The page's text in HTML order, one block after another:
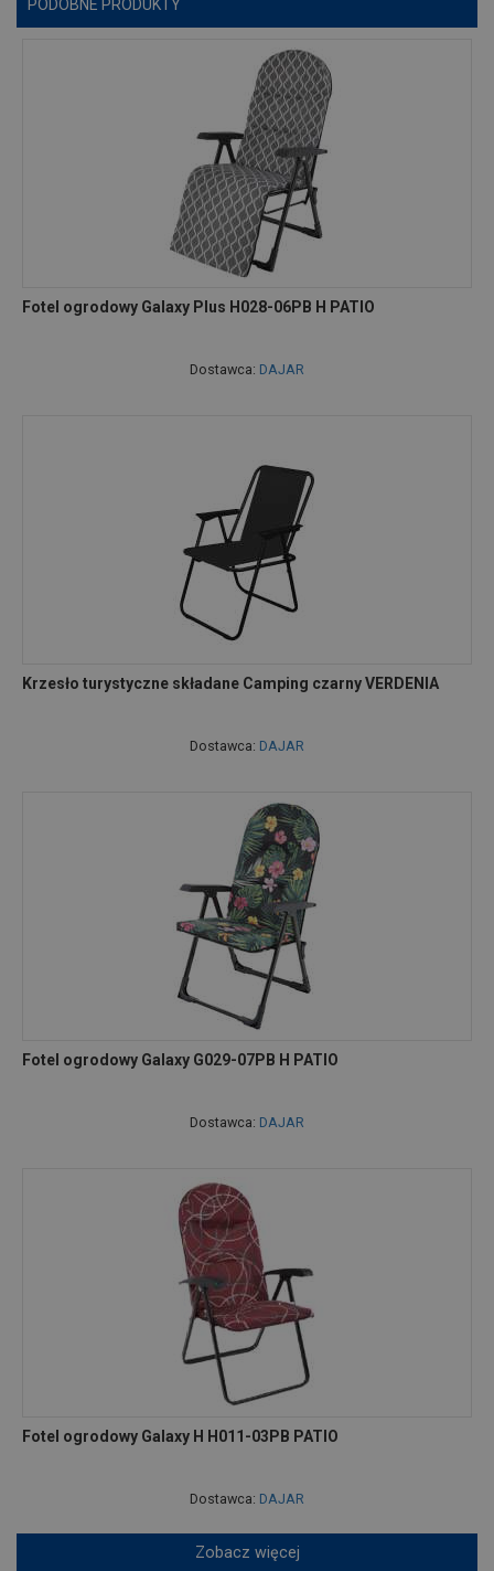
PODOBNE PRODUKTY
Fotel ogrodowy Galaxy Plus H028-06PB H PATIO
Dostawca: DAJAR
Krzesło turystyczne składane Camping czarny VERDENIA
Dostawca: DAJAR
Fotel ogrodowy Galaxy G029-07PB H PATIO
Dostawca: DAJAR
Fotel ogrodowy Galaxy H H011-03PB PATIO
Dostawca: DAJAR
Zobacz więcej